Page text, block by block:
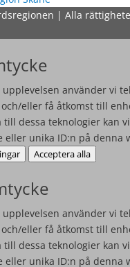
| Alla
använder vi
eller få åtkomst till
till dessa teknologier kan
eller unika ID:n på denna
Acceptera alla
använder vi
eller få åtkomst till
till dessa teknologier kan
eller unika ID:n på denna